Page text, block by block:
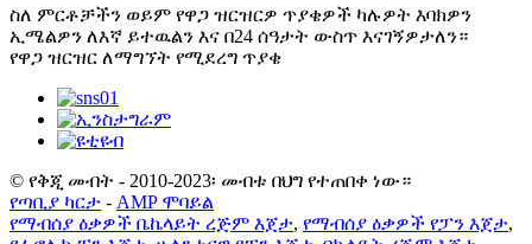
ስለ ምርቶቻችን ወይም የዋጋ ዝርዝርዎ ጥያቄዎች ካሉዎት እባክዎን
ኢሜልዎን ለእኛ ይተዉልን እና በ24 ሰዓታት ውስጥ እናገኝዎታለን።
የዋጋ ዝርዝር ለማግኘት የሚደረግ ጥያቄ
© የቅጂ መብት - 2010-2023፡ መብቱ በህግ የተጠበቀ ነው።
የጣቢያ ካርታ - AMP ሞባይል
የማብሰያ ዕቃዎች ቤኬላይት ረጅም እጀታ, የማብሰያ ዕቃዎች የፓን እጀታ,